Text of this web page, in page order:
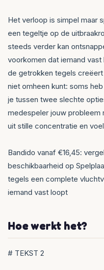
Het verloop is simpel maar
een tegeltje op de
steeds verder kan
voorkomen dat iemand
de getrokken tegels
niet omheen kunt: soms
je tussen twee slechte
medespeler jouw probleem
uit stille concentratie en
Bandido vanaf €16,45:
beschikbaarheid op
tegels een complete
iemand vast loopt
Hoe werkt het?
# TEKST 2